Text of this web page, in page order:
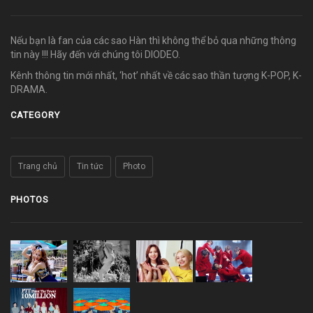
Nếu bạn là fan của các sao Hàn thì không thể bỏ qua những thông
tin này !!! Hãy đến với chúng tôi DIODEO.
Kênh thông tin mới nhất, ‘hot’ nhất về các sao thần tượng K-POP, K-
DRAMA.
CATEGORY
Trang chủ Tin tức Photo
PHOTOS